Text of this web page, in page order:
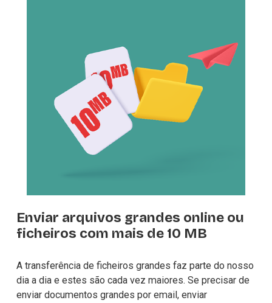
Enviar arquivos grandes online ou
ficheiros com mais de 10 MB
A transferência de ficheiros grandes faz parte do nosso
dia a dia e estes são cada vez maiores. Se precisar de
enviar documentos grandes por email, enviar